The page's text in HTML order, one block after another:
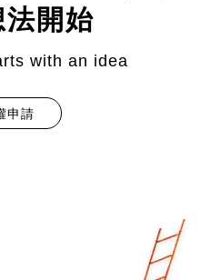
法開始
with an idea
申請